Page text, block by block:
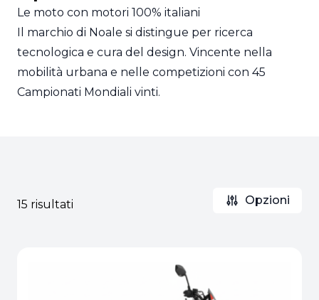
Le moto con motori 100% italiani
Il marchio di Noale si distingue per ricerca
tecnologica e cura del design. Vincente nella
mobilità urbana e nelle competizioni con 45
Campionati Mondiali vinti.
15 risultati Opzioni